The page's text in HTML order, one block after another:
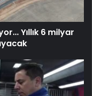
Yıllık 6 milyar